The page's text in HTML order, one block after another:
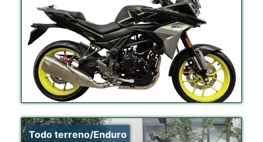
Todo terreno/Enduro